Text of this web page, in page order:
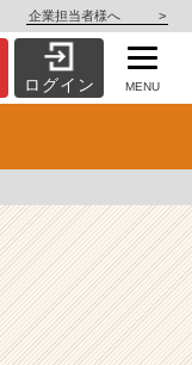
企業担当者様へ >
ログイン MENU